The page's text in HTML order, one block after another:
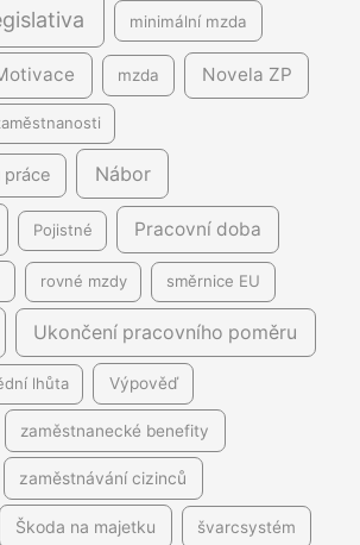
minimální mzda
mzda Novela ZP
práce Nábor
Pojistné Pracovní doba
rovné mzdy směrnice EU
Ukončení pracovního poměru
lhůta Výpověď
zaměstnanecké benefity
zaměstnávání cizinců
Škoda na majetku švarcsystém